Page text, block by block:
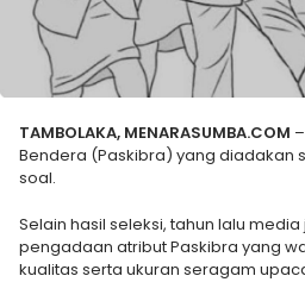
TAMBOLAKA, MENARASUMBA.COM
Bendera (Paskibra) yang diadakan
soal.
Selain hasil seleksi, tahun lalu
pengadaan atribut Paskibra yang
kualitas serta ukuran seragam